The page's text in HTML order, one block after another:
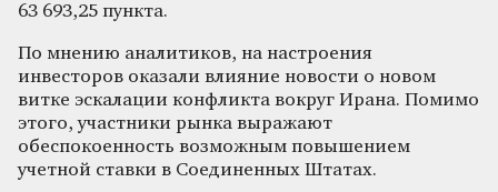
63 693,25 пункта.
По мнению аналитиков, на настроения
инвесторов оказали влияние новости о новом
витке эскалации конфликта вокруг Ирана. Помимо
этого, участники рынка выражают
обеспокоенность возможным повышением
учетной ставки в Соединенных Штатах.